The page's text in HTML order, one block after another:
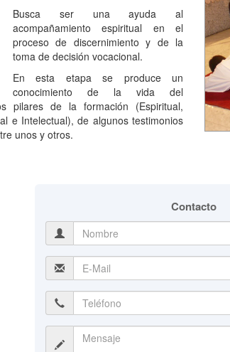
Busca ser una ayuda al
acompañamiento espiritual en el
proceso de discernimiento y de la
toma de decisión vocacional.
En esta etapa se produce un
conocimiento de la vida del
pilares de la formación (Espiritual,
e Intelectual), de algunos testimonios
unos y otros.
Contacto